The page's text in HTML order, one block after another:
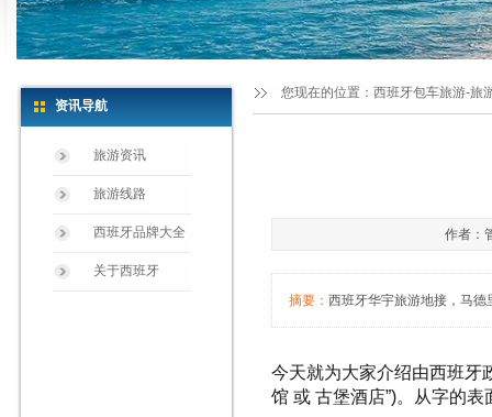
您现在的位置： 西班牙包车旅游-旅
资讯导航
旅游资讯
旅游线路
西班牙品牌大全
关于西班牙
作者：
摘要： 西班牙华宇旅游地接，马
今天就为大家介绍由西班牙
馆 或 古堡酒店”)。从字的表